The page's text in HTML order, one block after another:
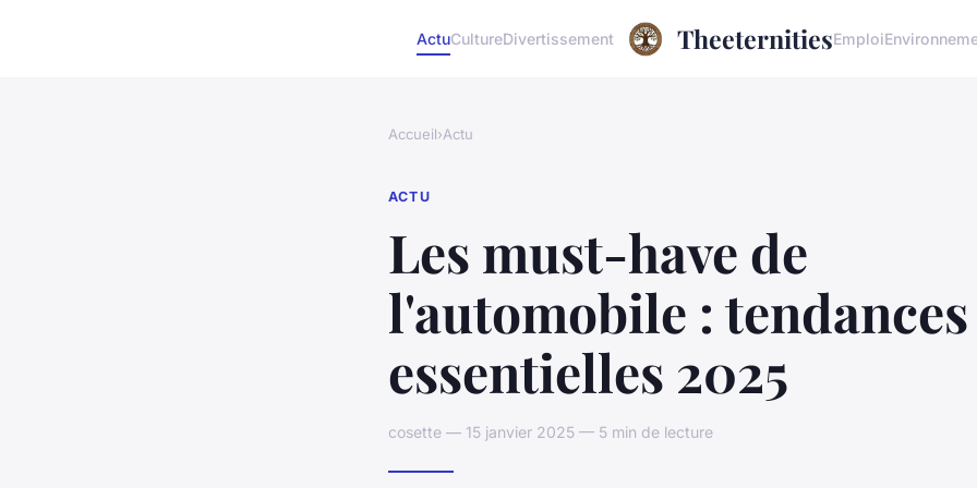
ActuCultureDivertissement TheeternitiesEmploi
Accueil›Actu
ACTU
Les must-have de
l'automobile : tendances
essentielles 2025
cosette — 15 janvier 2025 — 5 min de lecture